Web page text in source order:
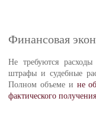
Финансовая
Не требуются
штрафы и судебные
Полном объеме и не
фактического получения